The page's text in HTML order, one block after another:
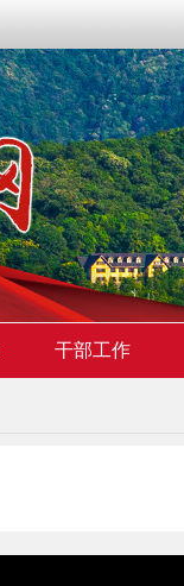
干部工作